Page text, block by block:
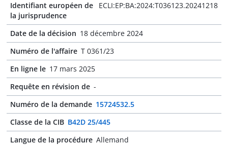
Identifiant européen de
la jurisprudence
ECLI:EP:BA:2024:T036123.20241218
Date de la décision 18 décembre 2024
Numéro de l'affaire T 0361/23
En ligne le 17 mars 2025
Requête en révision de -
Numéro de la demande 15724532.5
Classe de la CIB B42D 25/445
Langue de la procédure Allemand